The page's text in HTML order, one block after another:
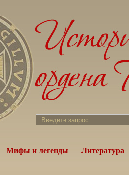
Мифы и легенды Литература